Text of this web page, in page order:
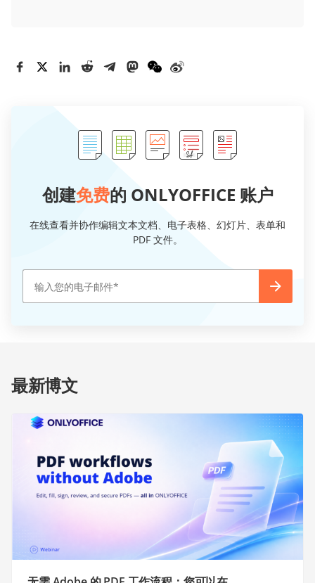
创建免费的 ONLYOFFICE 账户
在线查看并协作编辑文本文档、电子表格、幻灯片、表单和
PDF 文件。
最新博文